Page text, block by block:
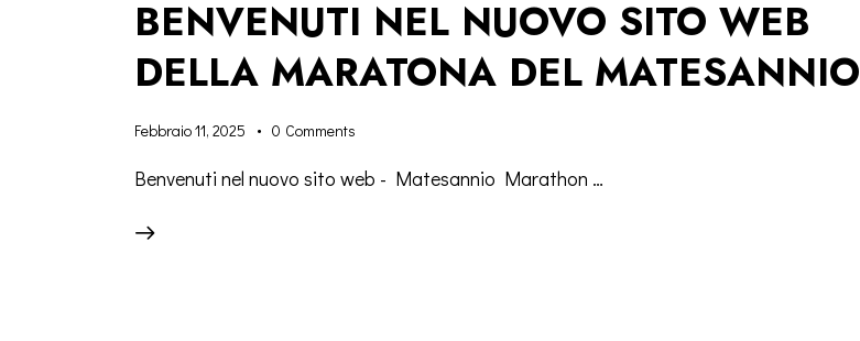
BENVENUTI NEL NUOVO SITO WEB
DELLA MARATONA DEL MATESANNIO
Febbraio 11, 2025 0 Comments
Benvenuti nel nuovo sito web - Matesannio Marathon …